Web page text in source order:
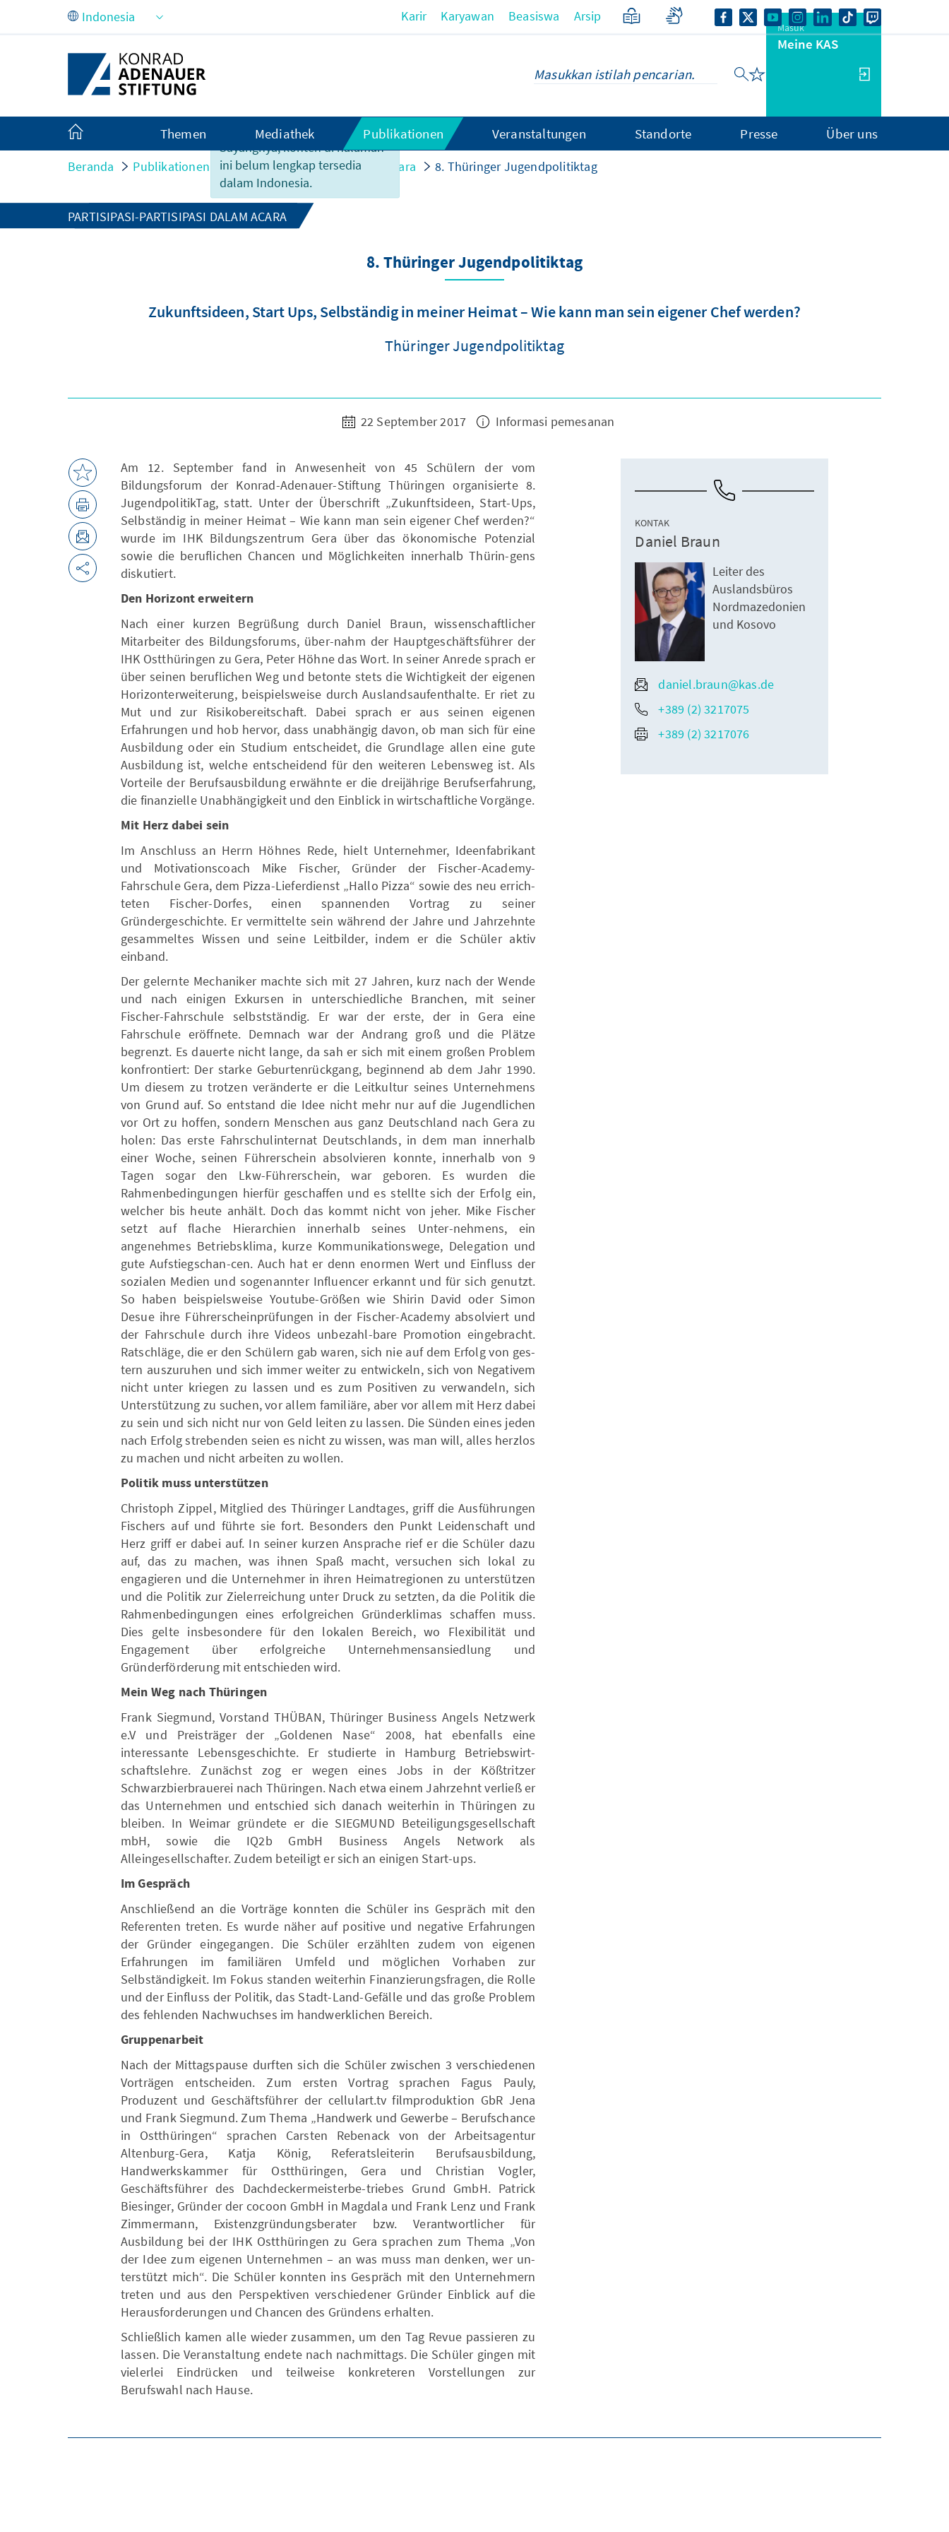
Skip to Main Content
Sayangnya, konten di halaman
ini belum lengkap tersedia
dalam Indonesia.
Karir Karyawan Beasiswa Arsip
Masuk
Meine KAS
Themen Mediathek Publikationen Veranstaltungen Standorte Presse Über uns
Beranda Publikationen Partisipasi-partisipasi dalam acara 8. Thüringer Jugendpolitiktag
PARTISIPASI-PARTISIPASI DALAM ACARA
8. Thüringer Jugendpolitiktag
Zukunftsideen, Start Ups, Selbständig in meiner Heimat – Wie kann man sein eigener Chef werden?
Thüringer Jugendpolitiktag
22 September 2017 Informasi pemesanan
Am 12. September fand in Anwesenheit von 45 Schülern der vom
Bildungsforum der Konrad-Adenauer-Stiftung Thüringen organisierte 8.
JugendpolitikTag, statt. Unter der Überschrift „Zukunftsideen, Start-Ups,
Selbständig in meiner Heimat – Wie kann man sein eigener Chef werden?“
wurde im IHK Bildungszentrum Gera über das ökonomische Potenzial
sowie die beruflichen Chancen und Möglichkeiten innerhalb Thürin-gens
diskutiert.
Den Horizont erweitern
Nach einer kurzen Begrüßung durch Daniel Braun, wissenschaftlicher
Mitarbeiter des Bildungsforums, über-nahm der Hauptgeschäftsführer der
IHK Ostthüringen zu Gera, Peter Höhne das Wort. In seiner Anrede sprach er
über seinen beruflichen Weg und betonte stets die Wichtigkeit der eigenen
Horizonterweiterung, beispielsweise durch Auslandsaufenthalte. Er riet zu
Mut und zur Risikobereitschaft. Dabei sprach er aus seinen eigenen
Erfahrungen und hob hervor, dass unabhängig davon, ob man sich für eine
Ausbildung oder ein Studium entscheidet, die Grundlage allen eine gute
Ausbildung ist, welche entscheidend für den weiteren Lebensweg ist. Als
Vorteile der Berufsausbildung erwähnte er die dreijährige Berufserfahrung,
die finanzielle Unabhängigkeit und den Einblick in wirtschaftliche Vorgänge.
Mit Herz dabei sein
Im Anschluss an Herrn Höhnes Rede, hielt Unternehmer, Ideenfabrikant
und Motivationscoach Mike Fischer, Gründer der Fischer-Academy-
Fahrschule Gera, dem Pizza-Lieferdienst „Hallo Pizza“ sowie des neu errich-
teten Fischer-Dorfes, einen spannenden Vortrag zu seiner
Gründergeschichte. Er vermittelte sein während der Jahre und Jahrzehnte
gesammeltes Wissen und seine Leitbilder, indem er die Schüler aktiv
einband.
Der gelernte Mechaniker machte sich mit 27 Jahren, kurz nach der Wende
und nach einigen Exkursen in unterschiedliche Branchen, mit seiner
Fischer-Fahrschule selbstständig. Er war der erste, der in Gera eine
Fahrschule eröffnete. Demnach war der Andrang groß und die Plätze
begrenzt. Es dauerte nicht lange, da sah er sich mit einem großen Problem
konfrontiert: Der starke Geburtenrückgang, beginnend ab dem Jahr 1990.
Um diesem zu trotzen veränderte er die Leitkultur seines Unternehmens
von Grund auf. So entstand die Idee nicht mehr nur auf die Jugendlichen
vor Ort zu hoffen, sondern Menschen aus ganz Deutschland nach Gera zu
holen: Das erste Fahrschulinternat Deutschlands, in dem man innerhalb
einer Woche, seinen Führerschein absolvieren konnte, innerhalb von 9
Tagen sogar den Lkw-Führerschein, war geboren. Es wurden die
Rahmenbedingungen hierfür geschaffen und es stellte sich der Erfolg ein,
welcher bis heute anhält. Doch das kommt nicht von jeher. Mike Fischer
setzt auf flache Hierarchien innerhalb seines Unter-nehmens, ein
angenehmes Betriebsklima, kurze Kommunikationswege, Delegation und
gute Aufstiegschan-cen. Auch hat er denn enormen Wert und Einfluss der
sozialen Medien und sogenannter Influencer erkannt und für sich genutzt.
So haben beispielsweise Youtube-Größen wie Shirin David oder Simon
Desue ihre Führerscheinprüfungen in der Fischer-Academy absolviert und
der Fahrschule durch ihre Videos unbezahl-bare Promotion eingebracht.
Ratschläge, die er den Schülern gab waren, sich nie auf dem Erfolg von ges-
tern auszuruhen und sich immer weiter zu entwickeln, sich von Negativem
nicht unter kriegen zu lassen und es zum Positiven zu verwandeln, sich
Unterstützung zu suchen, vor allem familiäre, aber vor allem mit Herz dabei
zu sein und sich nicht nur von Geld leiten zu lassen. Die Sünden eines jeden
nach Erfolg strebenden seien es nicht zu wissen, was man will, alles herzlos
zu machen und nicht arbeiten zu wollen.
Politik muss unterstützen
Christoph Zippel, Mitglied des Thüringer Landtages, griff die Ausführungen
Fischers auf und führte sie fort. Besonders den Punkt Leidenschaft und
Herz griff er dabei auf. In seiner kurzen Ansprache rief er die Schüler dazu
auf, das zu machen, was ihnen Spaß macht, versuchen sich lokal zu
engagieren und die Unternehmer in ihren Heimatregionen zu unterstützen
und die Politik zur Zielerreichung unter Druck zu setzten, da die Politik die
Rahmenbedingungen eines erfolgreichen Gründerklimas schaffen muss.
Dies gelte insbesondere für den lokalen Bereich, wo Flexibilität und
Engagement über erfolgreiche Unternehmensansiedlung und
Gründerförderung mit entschieden wird.
Mein Weg nach Thüringen
Frank Siegmund, Vorstand THÜBAN, Thüringer Business Angels Netzwerk
e.V und Preisträger der „Goldenen Nase“ 2008, hat ebenfalls eine
interessante Lebensgeschichte. Er studierte in Hamburg Betriebswirt-
schaftslehre. Zunächst zog er wegen eines Jobs in der Kößtritzer
Schwarzbierbrauerei nach Thüringen. Nach etwa einem Jahrzehnt verließ er
das Unternehmen und entschied sich danach weiterhin in Thüringen zu
bleiben. In Weimar gründete er die SIEGMUND Beteiligungsgesellschaft
mbH, sowie die IQ2b GmbH Business Angels Network als
Alleingesellschafter. Zudem beteiligt er sich an einigen Start-ups.
Im Gespräch
Anschließend an die Vorträge konnten die Schüler ins Gespräch mit den
Referenten treten. Es wurde näher auf positive und negative Erfahrungen
der Gründer eingegangen. Die Schüler erzählten zudem von eigenen
Erfahrungen im familiären Umfeld und möglichen Vorhaben zur
Selbständigkeit. Im Fokus standen weiterhin Finanzierungsfragen, die Rolle
und der Einfluss der Politik, das Stadt-Land-Gefälle und das große Problem
des fehlenden Nachwuchses im handwerklichen Bereich.
Gruppenarbeit
Nach der Mittagspause durften sich die Schüler zwischen 3 verschiedenen
Vorträgen entscheiden. Zum ersten Vortrag sprachen Fagus Pauly,
Produzent und Geschäftsführer der cellulart.tv filmproduktion GbR Jena
und Frank Siegmund. Zum Thema „Handwerk und Gewerbe – Berufschance
in Ostthüringen“ sprachen Carsten Rebenack von der Arbeitsagentur
Altenburg-Gera, Katja König, Referatsleiterin Berufsausbildung,
Handwerkskammer für Ostthüringen, Gera und Christian Vogler,
Geschäftsführer des Dachdeckermeisterbe-triebes Grund GmbH. Patrick
Biesinger, Gründer der cocoon GmbH in Magdala und Frank Lenz und Frank
Zimmermann, Existenzgründungsberater bzw. Verantwortlicher für
Ausbildung bei der IHK Ostthüringen zu Gera sprachen zum Thema „Von
der Idee zum eigenen Unternehmen – an was muss man denken, wer un-
terstützt mich“. Die Schüler konnten ins Gespräch mit den Unternehmern
treten und aus den Perspektiven verschiedener Gründer Einblick auf die
Herausforderungen und Chancen des Gründens erhalten.
Schließlich kamen alle wieder zusammen, um den Tag Revue passieren zu
lassen. Die Veranstaltung endete nach nachmittags. Die Schüler gingen mit
vielerlei Eindrücken und teilweise konkreteren Vorstellungen zur
Berufswahl nach Hause.
KONTAK
Daniel Braun
Leiter des
Auslandsbüros
Nordmazedonien
und Kosovo
daniel.braun@kas.de
+389 (2) 3217075
+389 (2) 3217076